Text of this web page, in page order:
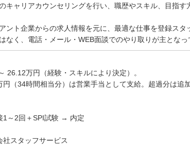
キャリアカウンセリングを行い、職歴やスキル、目指
ント企業からの求人情報を元に、最適な仕事を登録スタ
なく、電話・メール・WEB面談でのやり取りが主とな
26.12万円（経験・スキルにより決定）。
（34時間相当分）は営業手当として支給。超過分は追
～2回＋SPI試験 → 内定
社スタッフサービス